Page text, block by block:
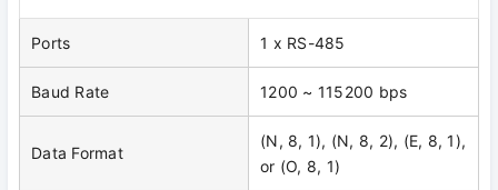
Ports 1 x RS-485
Baud Rate 1200 ~ 115200 bps
Data Format
(N, 8, 1), (N, 8, 2), (E, 8, 1),
or (O, 8, 1)